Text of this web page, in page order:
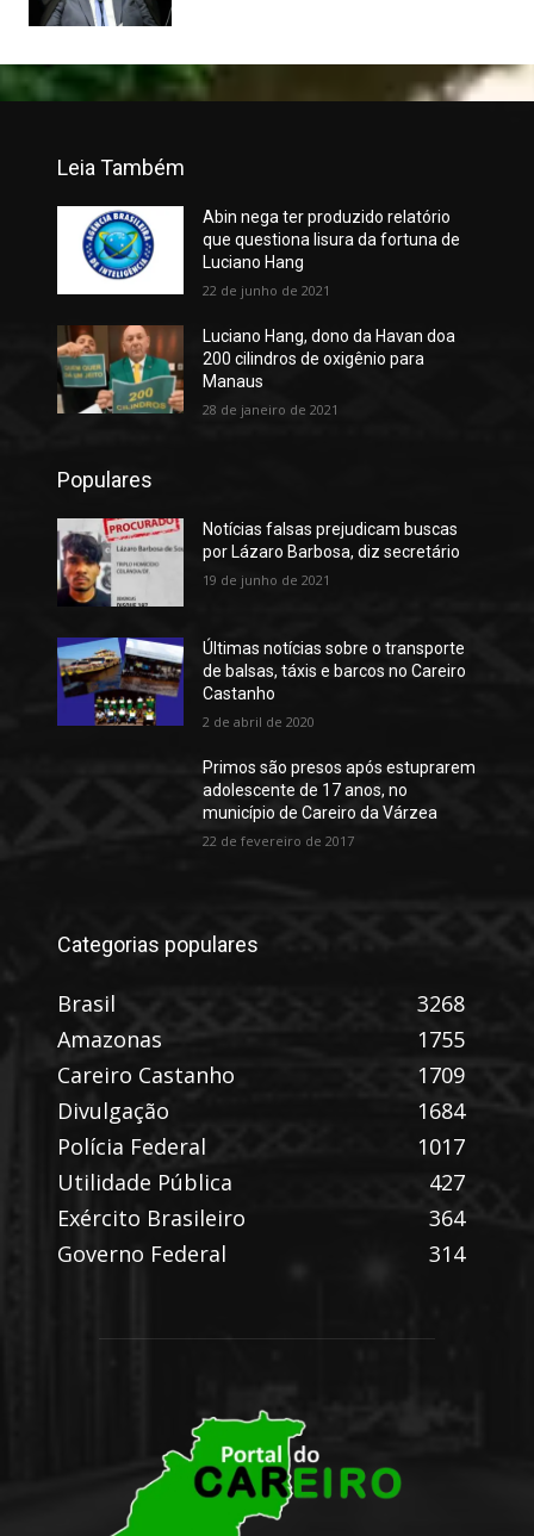
Leia Também
Abin nega ter produzido relatório
que questiona lisura da fortuna de
Luciano Hang
22 de junho de 2021
Luciano Hang, dono da Havan doa
200 cilindros de oxigênio para
Manaus
28 de janeiro de 2021
Populares
Notícias falsas prejudicam buscas
por Lázaro Barbosa, diz secretário
19 de junho de 2021
Últimas notícias sobre o transporte
de balsas, táxis e barcos no Careiro
Castanho
2 de abril de 2020
Primos são presos após estuprarem
adolescente de 17 anos, no
município de Careiro da Várzea
22 de fevereiro de 2017
Categorias populares
Brasil
3268
Amazonas
1755
Careiro Castanho
1709
Divulgação
1684
Polícia Federal
1017
Utilidade Pública
427
Exército Brasileiro
364
Governo Federal
314